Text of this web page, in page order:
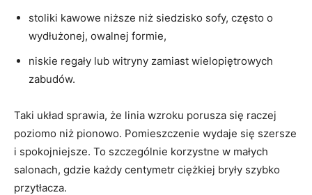
stoliki kawowe niższe niż siedzisko sofy, często o
wydłużonej, owalnej formie,
niskie regały lub witryny zamiast wielopiętrowych
zabudów.
Taki układ sprawia, że linia wzroku porusza się raczej
poziomo niż pionowo. Pomieszczenie wydaje się szersze
i spokojniejsze. To szczególnie korzystne w małych
salonach, gdzie każdy centymetr ciężkiej bryły szybko
przytłacza.